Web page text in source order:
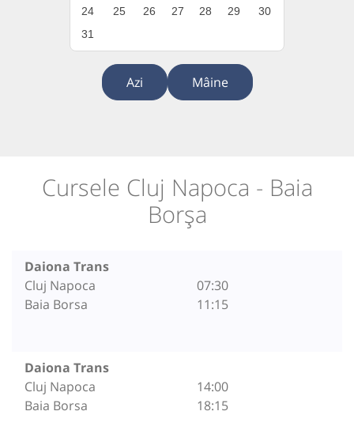
24
25 26 27 28 29
30
31
Azi Mâine
Cursele Cluj Napoca - Baia
Borşa
Daiona Trans
Cluj Napoca
Baia Borsa
07:30
11:15
Daiona Trans
Cluj Napoca
Baia Borsa
14:00
18:15